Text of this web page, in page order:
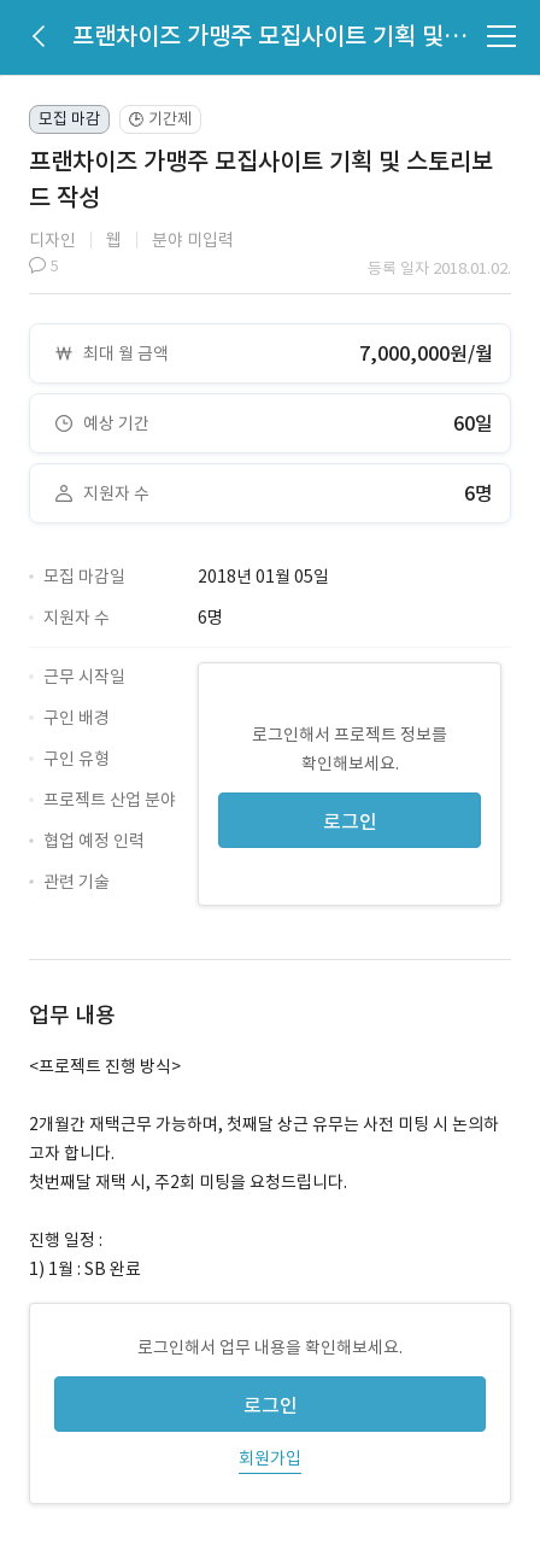
프랜차이즈 가맹주 모집사이트 기획 및 스토리보드 작성
모집 마감 🕒 기간제
프랜차이즈 가맹주 모집사이트 기획 및 스토리보
드 작성
디자인 웹 분야 미입력
5 등록 일자 2018.01.02.
최대 월 금액 7,000,000원/월
예상 기간 60일
지원자 수 6명
모집 마감일
2018년 01월 05일
지원자 수
6명
로그인해서 프로젝트 정보를
확인해보세요.
로그인
근무 시작일
구인 배경
구인 유형
프로젝트 산업 분야
협업 예정 인력
관련 기술
업무 내용
<프로젝트 진행 방식>
2개월간 재택근무 가능하며, 첫째달 상근 유무는 사전 미팅 시 논의하
고자 합니다.
첫번째달 재택 시, 주2회 미팅을 요청드립니다.
진행 일정 :
1) 1월 : SB 완료
로그인해서 업무 내용을 확인해보세요.
로그인
회원가입